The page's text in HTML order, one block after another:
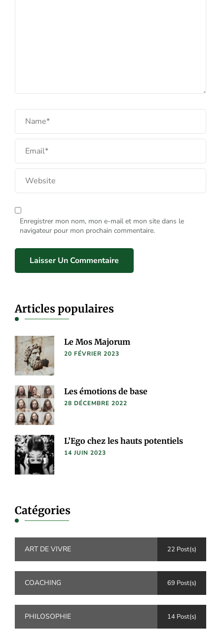
Enregistrer mon nom, mon e-mail et mon site dans le
navigateur pour mon prochain commentaire.
Articles populaires
Le Mos Majorum
20 FÉVRIER 2023
Les émotions de base
28 DÉCEMBRE 2022
L’Ego chez les hauts potentiels
14 JUIN 2023
Catégories
ART DE VIVRE 22 Post(s)
COACHING 69 Post(s)
PHILOSOPHIE 14 Post(s)